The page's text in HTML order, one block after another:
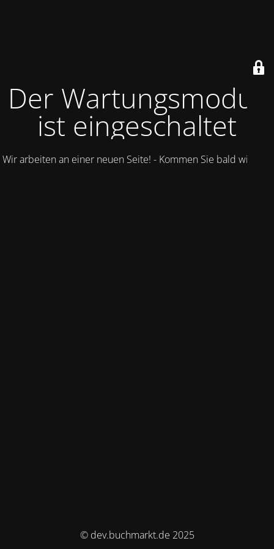
Der Wartungsmodus
ist eingeschaltet
Wir arbeiten an einer neuen Seite! - Kommen Sie bald wieder.
© dev.buchmarkt.de 2025